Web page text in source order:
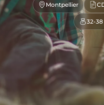
Montpellier
32-